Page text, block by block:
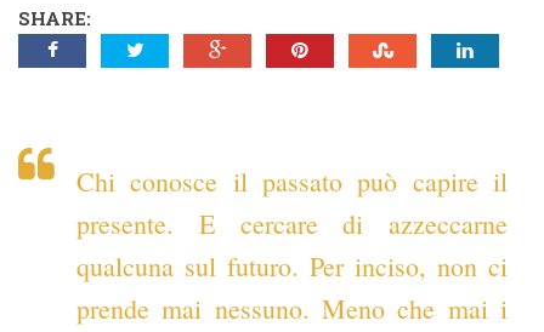
SHARE:
Chi conosce il passato può capire il
presente. E cercare di azzeccarne
qualcuna sul futuro. Per inciso, non ci
prende mai nessuno. Meno che mai i